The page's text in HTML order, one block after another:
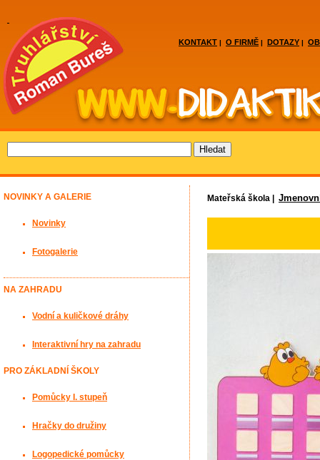
KONTAKT | O FIRMĚ | DOTAZY |
Mateřská škola |
NOVINKY A GALERIE
Novinky
Fotogalerie
NA ZAHRADU
Vodní a kuličkové dráhy
Interaktivní hry na zahradu
PRO ZÁKLADNÍ ŠKOLY
Pomůcky I. stupeň
Hračky do družiny
Logopedické pomůcky